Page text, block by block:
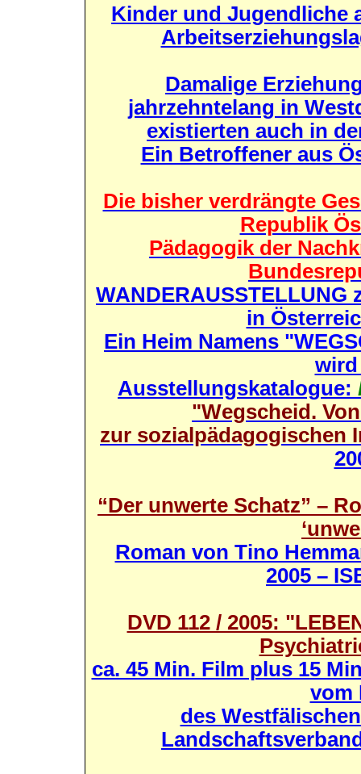
Kinder und Jugendliche
Damalige
jahrzehntelang in
existierten auch in
Ein Betroffener aus
Die bisher verdrängte
Republik
Pädagogik der
in
Ein Heim Namens
Ausstellungskatalogue:
"Wegscheid.
zur sozialpädagogischen
“Der unwerte Schatz” –
Roman von Tino
2005 –
DVD 112 / 2005:
ca. 45 Min. Film plus 15
vom
des